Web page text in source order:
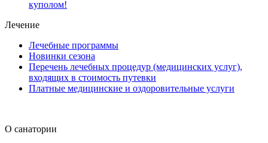
куполом!
Лечение
Лечебные программы
Новинки сезона
Перечень лечебных процедур (медицинских услуг),
входящих в стоимость путевки
Платные медицинские и оздоровительные услуги
О санатории